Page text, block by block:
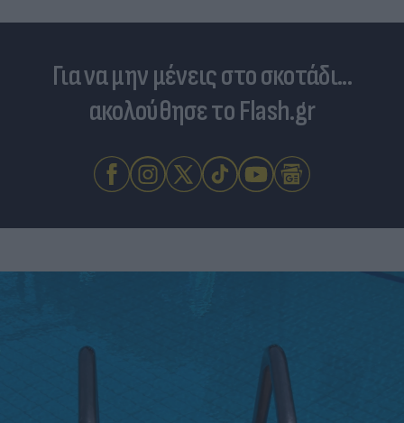
Για να μην μένεις στο σκοτάδι...
ακολούθησε το Flash.gr